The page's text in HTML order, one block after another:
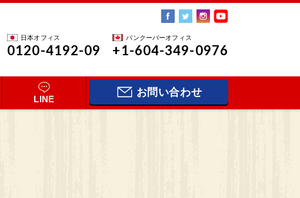
日本オフィス
0120-4192-09
バンクーバーオフィス
+1-604-349-0976
LINE
お問い合わせ